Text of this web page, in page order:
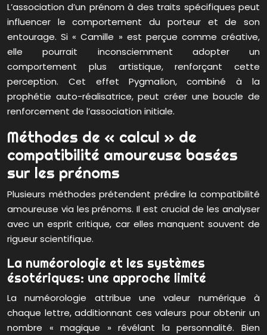
L’association d’un prénom à des traits spécifiques peut
influencer le comportement du porteur et de son
entourage. Si « Camille » est perçue comme créative,
elle pourrait inconsciemment adopter un
comportement plus artistique, renforçant cette
perception. Cet effet Pygmalion, combiné à la
prophétie auto-réalisatrice, peut créer une boucle de
renforcement de l’association initiale.
Méthodes de « calcul » de
compatibilité amoureuse basées
sur les prénoms
Plusieurs méthodes prétendent prédire la compatibilité
amoureuse via les prénoms. Il est crucial de les analyser
avec un esprit critique, car elles manquent souvent de
rigueur scientifique.
La numéorologie et les systèmes
ésotériques: une approche limité
La numéorologie attribue une valeur numérique à
chaque lettre, additionnant ces valeurs pour obtenir un
nombre « magique » révélant la personnalité. Bien